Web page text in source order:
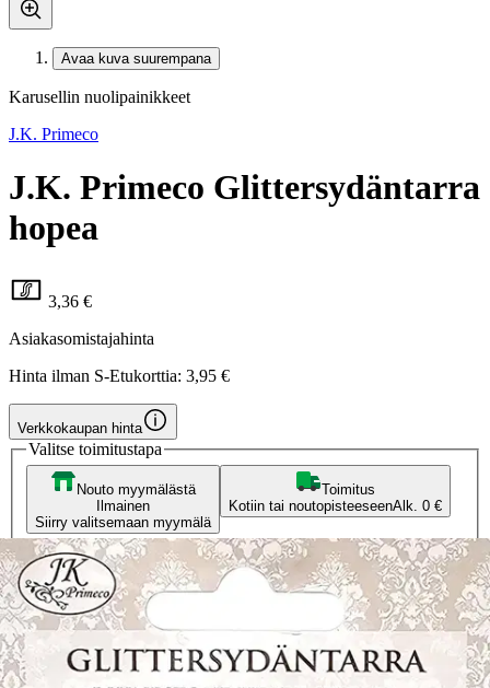
Avaa kuva suurempana
Karusellin nuolipainikkeet
J.K. Primeco
J.K. Primeco Glittersydäntarra
hopea
3,36 €
Asiakasomistajahinta
Hinta ilman S-Etukorttia: 3,95 €
Verkkokaupan hinta
Valitse toimitustapa
Nouto myymälästä
Ilmainen
Siirry valitsemaan myymälä
Toimitus
Kotiin tai noutopisteeseenAlk. 0 €
Ilmainen toimitus yli 100 €:n tilauksille
Postin pakettiautomaattiin tai
palvelupisteeseen!